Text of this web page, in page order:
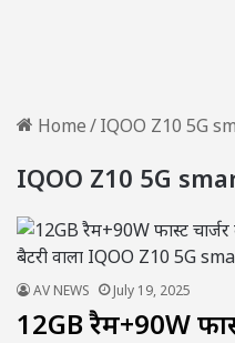
Home/IQOO Z10 5G
IQOO Z10 5G
AV NEWS July 19, 2025
12GB रैम+90W